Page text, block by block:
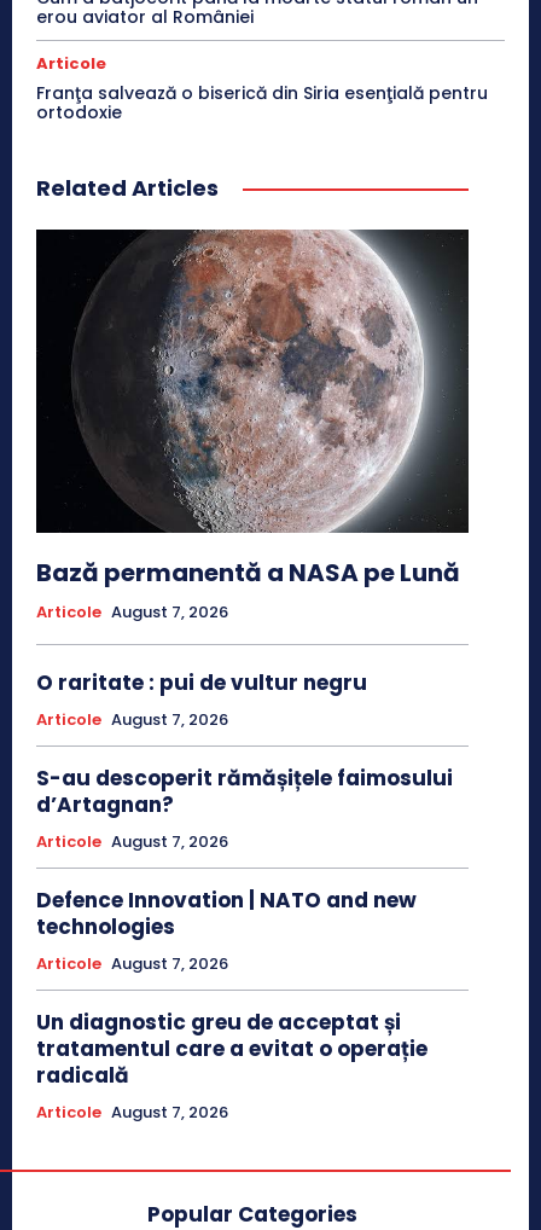
erou aviator al României
Articole
Franţa salvează o biserică din Siria esenţială pentru
ortodoxie
Related Articles
Bază permanentă a NASA pe Lună
Articole August 7, 2026
O raritate : pui de vultur negru
Articole August 7, 2026
S-au descoperit rămășițele faimosului
d’Artagnan?
Articole August 7, 2026
Defence Innovation | NATO and new
technologies
Articole August 7, 2026
Un diagnostic greu de acceptat și
tratamentul care a evitat o operație
radicală
Articole August 7, 2026
Popular Categories